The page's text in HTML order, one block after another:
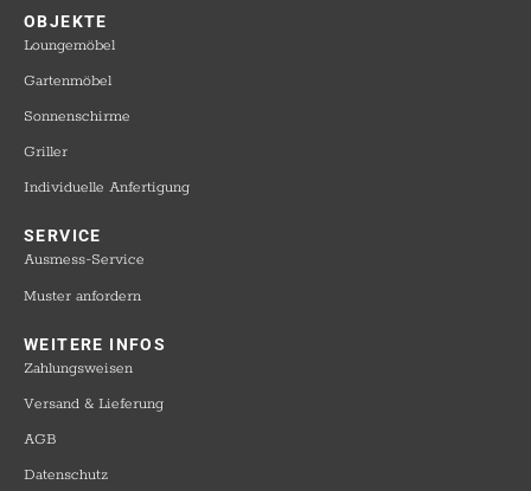
OBJEKTE​
Loungemöbel
Gartenmöbel
Sonnenschirme
Griller
Individuelle Anfertigung
SERVICE​
Ausmess-Service
Muster anfordern
WEITERE INFOS​
Zahlungsweisen
Versand & Lieferung
AGB
Datenschutz